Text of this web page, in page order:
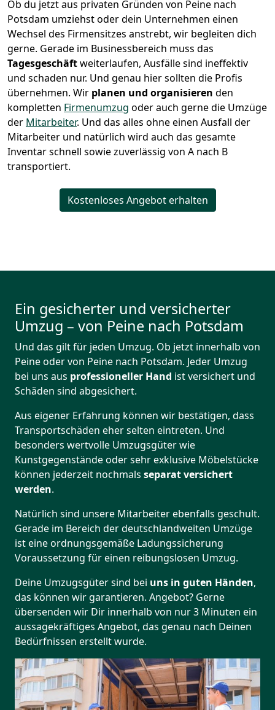
Ob du jetzt aus privaten Gründen von Peine nach
Potsdam umziehst oder dein Unternehmen einen
Wechsel des Firmensitzes anstrebt, wir begleiten dich
gerne. Gerade im Businessbereich muss das
Tagesgeschäftweiterlaufen, Ausfälle sind ineffektiv
und schaden nur. Und genau hier sollten die Profis
übernehmen. Wir planen und organisieren den
kompletten Firmenumzug oder auch gerne die Umzüge
der Mitarbeiter. Und das alles ohne einen Ausfall der
Mitarbeiter und natürlich wird auch das gesamte
Inventar schnell sowie zuverlässig von A nach B
transportiert.
Kostenloses Angebot erhalten
Ein gesicherter und versicherter
Umzug – von Peine nach Potsdam
Und das gilt für jeden Umzug. Ob jetzt innerhalb von
Peine oder von Peine nach Potsdam. Jeder Umzug
bei uns aus professioneller Hand ist versichert und
Schäden sind abgesichert.
Aus eigener Erfahrung können wir bestätigen, dass
Transportschäden eher selten eintreten. Und
besonders wertvolle Umzugsgüter wie
Kunstgegenstände oder sehr exklusive Möbelstücke
können jederzeit nochmals separat versichert
werden.
Natürlich sind unsere Mitarbeiter ebenfalls geschult.
Gerade im Bereich der deutschlandweiten Umzüge
ist eine ordnungsgemäße Ladungssicherung
Voraussetzung für einen reibungslosen Umzug.
Deine Umzugsgüter sind bei uns in guten Händen,
das können wir garantieren. Angebot? Gerne
übersenden wir Dir innerhalb von nur 3 Minuten ein
aussagekräftiges Angebot, das genau nach Deinen
Bedürfnissen erstellt wurde.